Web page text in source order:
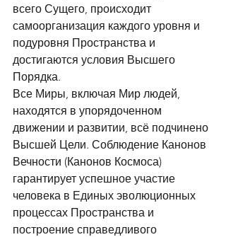
всего Сущего, происходит
самоорганизация каждого уровня и
подуровня Пространства и
достигаются условия Высшего
Порядка.
Все Миры, включая Мир людей,
находятся в упорядоченном
движении и развитии, всё подчинено
Высшей Цели. Соблюдение Канонов
Вечности (Канонов Космоса)
гарантирует успешное участие
человека в Единых эволюционных
процессах Пространства и
построение справедливого